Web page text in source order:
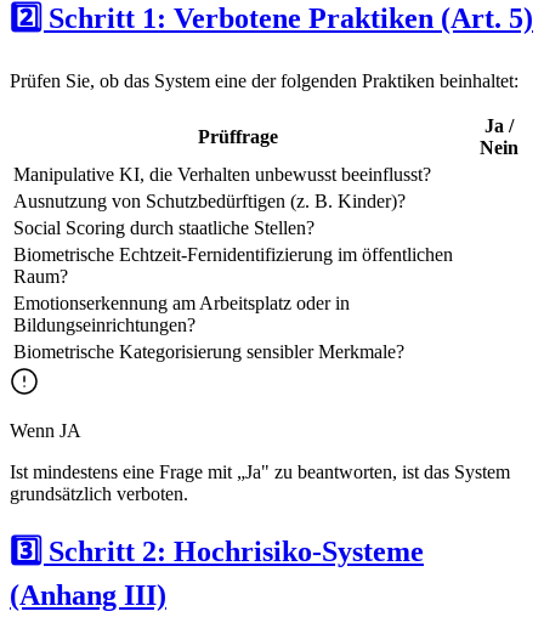
2️⃣ Schritt 1: Verbotene Praktiken (Art. 5)
Prüfen Sie, ob das System eine der folgenden Praktiken beinhaltet:
Prüffrage
Ja /
Nein
Manipulative KI, die Verhalten unbewusst beeinflusst?
Ausnutzung von Schutzbedürftigen (z. B. Kinder)?
Social Scoring durch staatliche Stellen?
Biometrische Echtzeit-Fernidentifizierung im öffentlichen
Raum?
Emotionserkennung am Arbeitsplatz oder in
Bildungseinrichtungen?
Biometrische Kategorisierung sensibler Merkmale?
Wenn JA
Ist mindestens eine Frage mit „Ja" zu beantworten, ist das System
grundsätzlich verboten.
3️⃣ Schritt 2: Hochrisiko-Systeme
(Anhang III)